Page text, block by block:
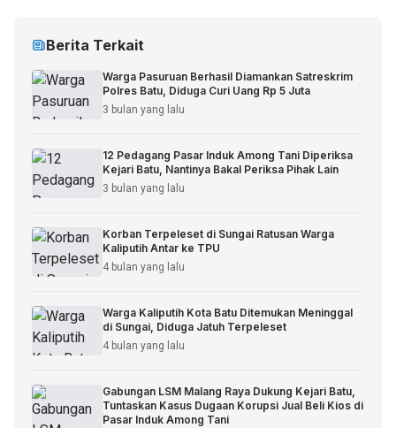
Berita Terkait
Warga Pasuruan Berhasil Diamankan Satreskrim
Polres Batu, Diduga Curi Uang Rp 5 Juta
3 bulan yang lalu
12 Pedagang Pasar Induk Among Tani Diperiksa
Kejari Batu, Nantinya Bakal Periksa Pihak Lain
3 bulan yang lalu
Korban Terpeleset di Sungai Ratusan Warga
Kaliputih Antar ke TPU
4 bulan yang lalu
Warga Kaliputih Kota Batu Ditemukan Meninggal
di Sungai, Diduga Jatuh Terpeleset
4 bulan yang lalu
Gabungan LSM Malang Raya Dukung Kejari Batu,
Tuntaskan Kasus Dugaan Korupsi Jual Beli Kios di
Pasar Induk Among Tani